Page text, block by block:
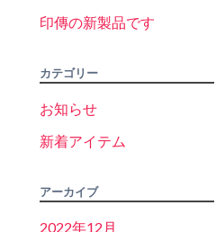
印傳の新製品です
カテゴリー
お知らせ
新着アイテム
アーカイブ
2022年12月